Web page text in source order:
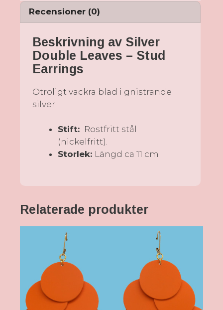
Recensioner (0)
Beskrivning av Silver
Double Leaves – Stud
Earrings
Otroligt vackra blad i gnistrande
silver.
Stift: Rostfritt stål
(nickelfritt).
Storlek: Längd ca 11 cm
Relaterade produkter